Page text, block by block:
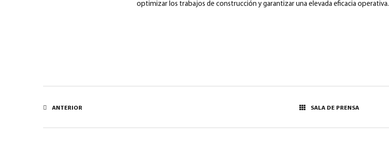
optimizar los trabajos de construcción y garantizar una elevada eficacia operativa.
ANTERIOR SALA DE PRENSA